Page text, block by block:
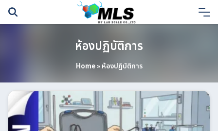
Skip
ห้องปฏิบัติการ
Home» ห้องปฏิบัติการ